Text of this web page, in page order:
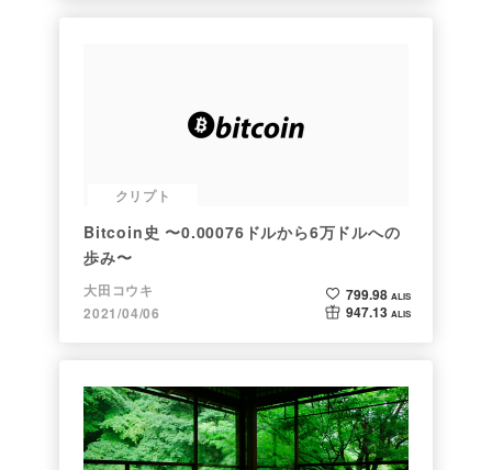
クリプト
Bitcoin史 〜0.00076ドルから6万ドルへの
歩み〜
大田コウキ
2021/04/06
799.98 ALIS
947.13 ALIS